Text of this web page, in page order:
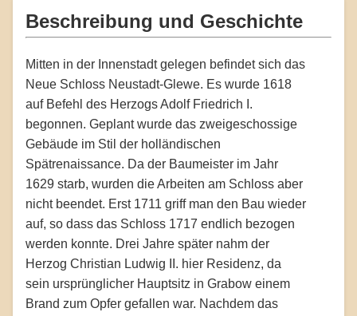
Beschreibung und Geschichte
Mitten in der Innenstadt gelegen befindet sich das
Neue Schloss Neustadt-Glewe. Es wurde 1618
auf Befehl des Herzogs Adolf Friedrich I.
begonnen. Geplant wurde das zweigeschossige
Gebäude im Stil der holländischen
Spätrenaissance. Da der Baumeister im Jahr
1629 starb, wurden die Arbeiten am Schloss aber
nicht beendet. Erst 1711 griff man den Bau wieder
auf, so dass das Schloss 1717 endlich bezogen
werden konnte. Drei Jahre später nahm der
Herzog Christian Ludwig II. hier Residenz, da
sein ursprünglicher Hauptsitz in Grabow einem
Brand zum Opfer gefallen war. Nachdem das